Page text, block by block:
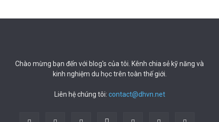
Chào mừng bạn đến với blog's của tôi. Kênh chia sẻ kỹ năng và
kinh nghiệm du học trên toàn thế giới.
Liên hệ chúng tôi: contact@dhvn.net